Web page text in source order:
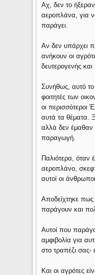
Αχ, δεν το
αεροπλάνα, για
παράγει.
Αν δεν υπάρχει
ανήκουν οι
δευτερογενής και
Συνήθως, αυτό το
φοιτητές των
οι περισσότεροι
αυτά τα θέματα.
αλλά δεν
παραγωγή.
Παλιότερα, όταν
αεροπλάνο,
αυτοί οι
Αποδείχτηκε πως
παράγουν και
Αυτοί που
αμφιβολία για
στο τραπέζι σας-
Και οι αγρότες